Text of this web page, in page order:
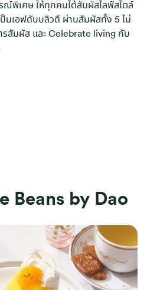
ณ์พิเศษ ให้ทุกคนได้สัมผัสไลฟ์สไตล์
นเอฟดับบลิวดี ผ่านสัมผัสทั้ง 5 ไม่
รสัมผัส และ Celebrate living กับ
Beans by Dao